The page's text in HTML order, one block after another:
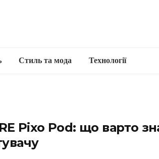
Стиль та мода Технології
Pixo Pod: що варто